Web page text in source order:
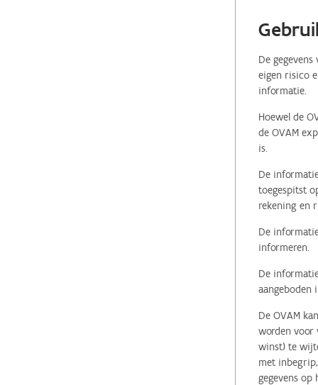
De
eigen risico
informatie.
Hoewel de
de OVAM
is.
De
toegespitst
rekening en
De
informeren.
De
aangeboden
De OVAM
worden voor
winst) te
met
gegevens